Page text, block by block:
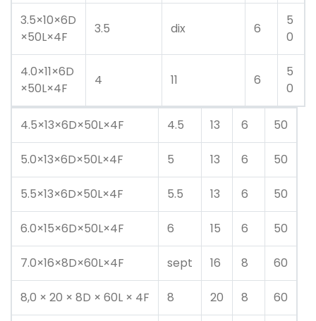
3.5×10×6D
×50L×4F
3.5 dix 6
5
0
4.0×11×6D
×50L×4F
4 11 6
5
0
4.5×13×6D×50L×4F 4.5 13 6 50
5.0×13×6D×50L×4F 5 13 6 50
5.5×13×6D×50L×4F 5.5 13 6 50
6.0×15×6D×50L×4F 6 15 6 50
7.0×16×8D×60L×4F sept 16 8 60
8,0 × 20 × 8D × 60L × 4F 8 20 8 60